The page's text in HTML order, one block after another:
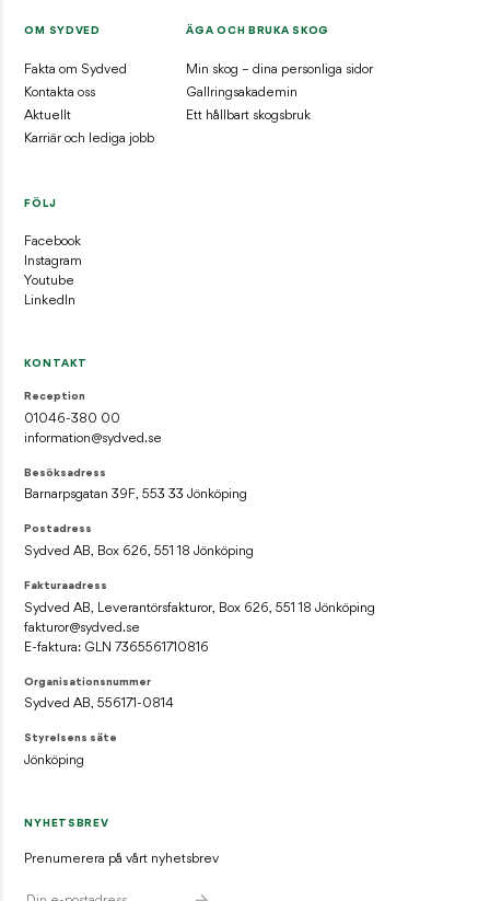
OM SYDVED
Fakta om Sydved
Kontakta oss
Aktuellt
Karriär och lediga jobb
ÄGA OCH BRUKA SKOG
Min skog – dina personliga sidor
Gallringsakademin
Ett hållbart skogsbruk
FÖLJ
Facebook
Instagram
Youtube
LinkedIn
KONTAKT
Reception
01046-380 00
information@sydved.se
Besöksadress
Barnarpsgatan 39F, 553 33 Jönköping
Postadress
Sydved AB, Box 626, 551 18 Jönköping
Fakturaadress
Sydved AB, Leverantörsfakturor, Box 626, 551 18 Jönköping
fakturor@sydved.se
E-faktura: GLN 7365561710816
Organisationsnummer
Sydved AB, 556171-0814
Styrelsens säte
Jönköping
NYHETSBREV
Prenumerera på vårt nyhetsbrev